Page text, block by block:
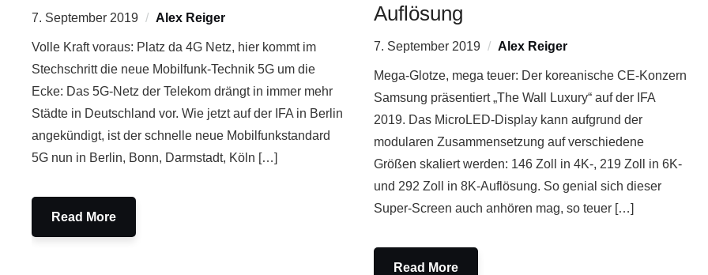
7. September 2019 Alex Reiger
Volle Kraft voraus: Platz da 4G Netz, hier kommt im
Stechschritt die neue Mobilfunk-Technik 5G um die
Ecke: Das 5G-Netz der Telekom drängt in immer mehr
Städte in Deutschland vor. Wie jetzt auf der IFA in Berlin
angekündigt, ist der schnelle neue Mobilfunkstandard
5G nun in Berlin, Bonn, Darmstadt, Köln […]
Read More
Auflösung
7. September 2019 Alex Reiger
Mega-Glotze, mega teuer: Der koreanische CE-Konzern
Samsung präsentiert „The Wall Luxury“ auf der IFA
2019. Das MicroLED-Display kann aufgrund der
modularen Zusammensetzung auf verschiedene
Größen skaliert werden: 146 Zoll in 4K-, 219 Zoll in 6K-
und 292 Zoll in 8K-Auflösung. So genial sich dieser
Super-Screen auch anhören mag, so teuer […]
Read More